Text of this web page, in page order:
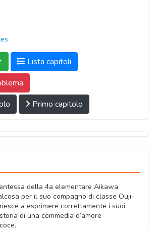
Lista capitoli
Primo capitolo
della 4a elementare Aikawa
per il suo compagno di classe Ouji-
a esprimere correttamente i suoi
di una commedia d’amore